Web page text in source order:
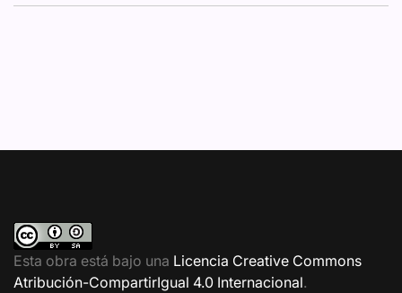
Esta obra está bajo una Licencia Creative Commons
Atribución-CompartirIgual 4.0 Internacional.